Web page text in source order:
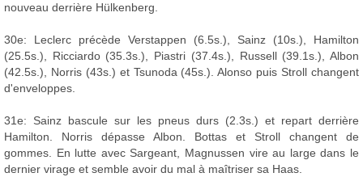
nouveau derrière Hülkenberg.
30e: Leclerc précède Verstappen (6.5s.), Sainz (10s.), Hamilton
(25.5s.), Ricciardo (35.3s.), Piastri (37.4s.), Russell (39.1s.), Albon
(42.5s.), Norris (43s.) et Tsunoda (45s.). Alonso puis Stroll changent
d'enveloppes.
31e: Sainz bascule sur les pneus durs (2.3s.) et repart derrière
Hamilton. Norris dépasse Albon. Bottas et Stroll changent de
gommes. En lutte avec Sargeant, Magnussen vire au large dans le
dernier virage et semble avoir du mal à maîtriser sa Haas.